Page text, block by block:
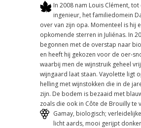
In 2008 nam Louis Clément,
ingenieur, het familiedomein
over van zijn opa. Momenteel is hij
opkomende sterren in Juliénas. In
begonnen met de overstap naar
en heeft hij gekozen voor de oer-
waarbij men de wijnstruik geheel
wijngaard laat staan. Vayolette ligt
helling met wijnstokken die in de
zijn. De bodem is bezaaid met
zoals die ook in Côte de Brouilly te
Gamay, biologisch;
licht aards, mooi gerijpt